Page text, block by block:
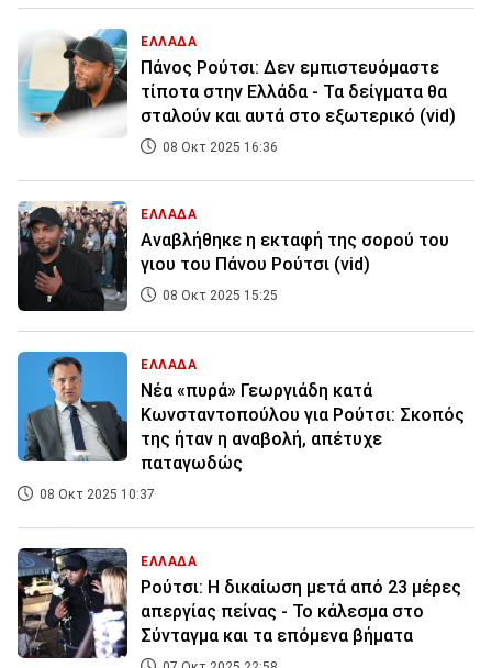
ΕΛΛΑΔΑ
Πάνος Ρούτσι: Δεν εμπιστευόμαστε
τίποτα στην Ελλάδα - Τα δείγματα θα
σταλούν και αυτά στο εξωτερικό (vid)
08 Οκτ 2025 16:36
ΕΛΛΑΔΑ
Αναβλήθηκε η εκταφή της σορού του
γιου του Πάνου Ρούτσι (vid)
08 Οκτ 2025 15:25
ΕΛΛΑΔΑ
Νέα «πυρά» Γεωργιάδη κατά
Κωνσταντοπούλου για Ρούτσι: Σκοπός
της ήταν η αναβολή, απέτυχε
παταγωδώς
08 Οκτ 2025 10:37
ΕΛΛΑΔΑ
Ρούτσι: Η δικαίωση μετά από 23 μέρες
απεργίας πείνας - Το κάλεσμα στο
Σύνταγμα και τα επόμενα βήματα